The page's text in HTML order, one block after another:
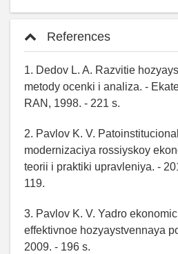
References
1. Dedov L. A. Razvitie
metody ocenki i analiza. -
RAN, 1998. - 221 s.
2. Pavlov K. V.
modernizaciya rossiyskoy
teorii i praktiki upravleniya. -
119.
3. Pavlov K. V. Yadro
effektivnoe hozyaystvennaya
2009. - 196 s.